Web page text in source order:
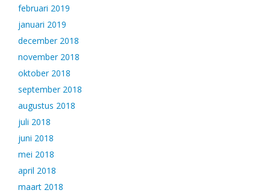
februari 2019
januari 2019
december 2018
november 2018
oktober 2018
september 2018
augustus 2018
juli 2018
juni 2018
mei 2018
april 2018
maart 2018